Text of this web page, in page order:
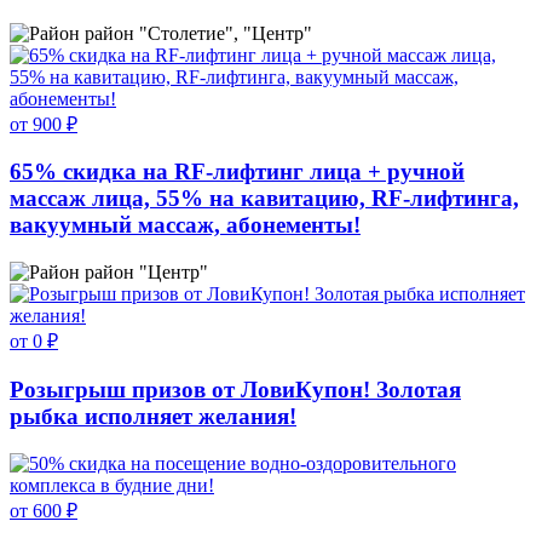
район "Столетие", "Центр"
от 900 ₽
65% скидка на RF-лифтинг лица + ручной
массаж лица, 55% на кавитацию, RF-лифтинга,
вакуумный массаж, абонементы!
район "Центр"
от 0 ₽
Розыгрыш призов от ЛовиКупон! Золотая
рыбка исполняет желания!
от 600 ₽